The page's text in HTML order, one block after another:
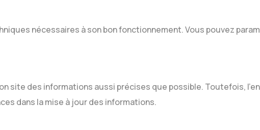
nécessaires à son bon fonctionnement. Vous pouvez
site des informations aussi précises que possible. Toutefois,
dans la mise à jour des informations.